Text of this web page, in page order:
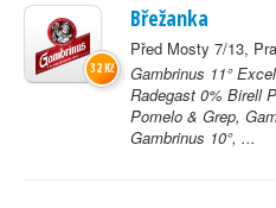
Břežanka
Před Mosty 7/13,
Gambrinus 11°
Radegast 0% Birell
Pomelo & Grep,
Gambrinus 10°, ...
32 Kč